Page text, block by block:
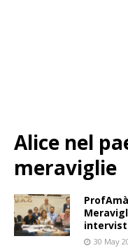
Alice nel
meraviglie
30 May